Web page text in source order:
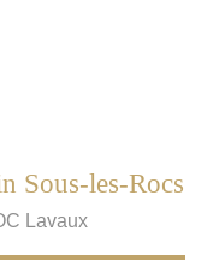
Sous-les-Rocs
Lavaux